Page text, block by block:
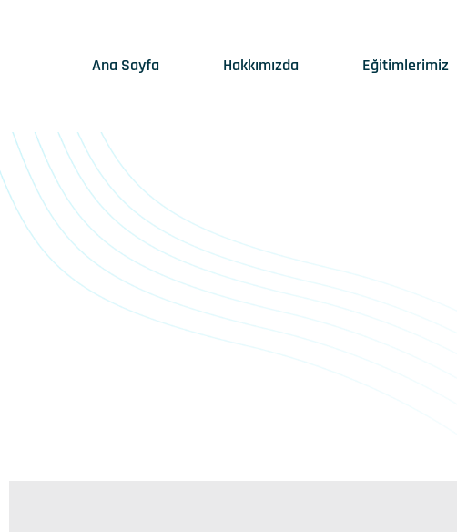
Ana Sayfa Hakkımızda Eğitimlerimiz